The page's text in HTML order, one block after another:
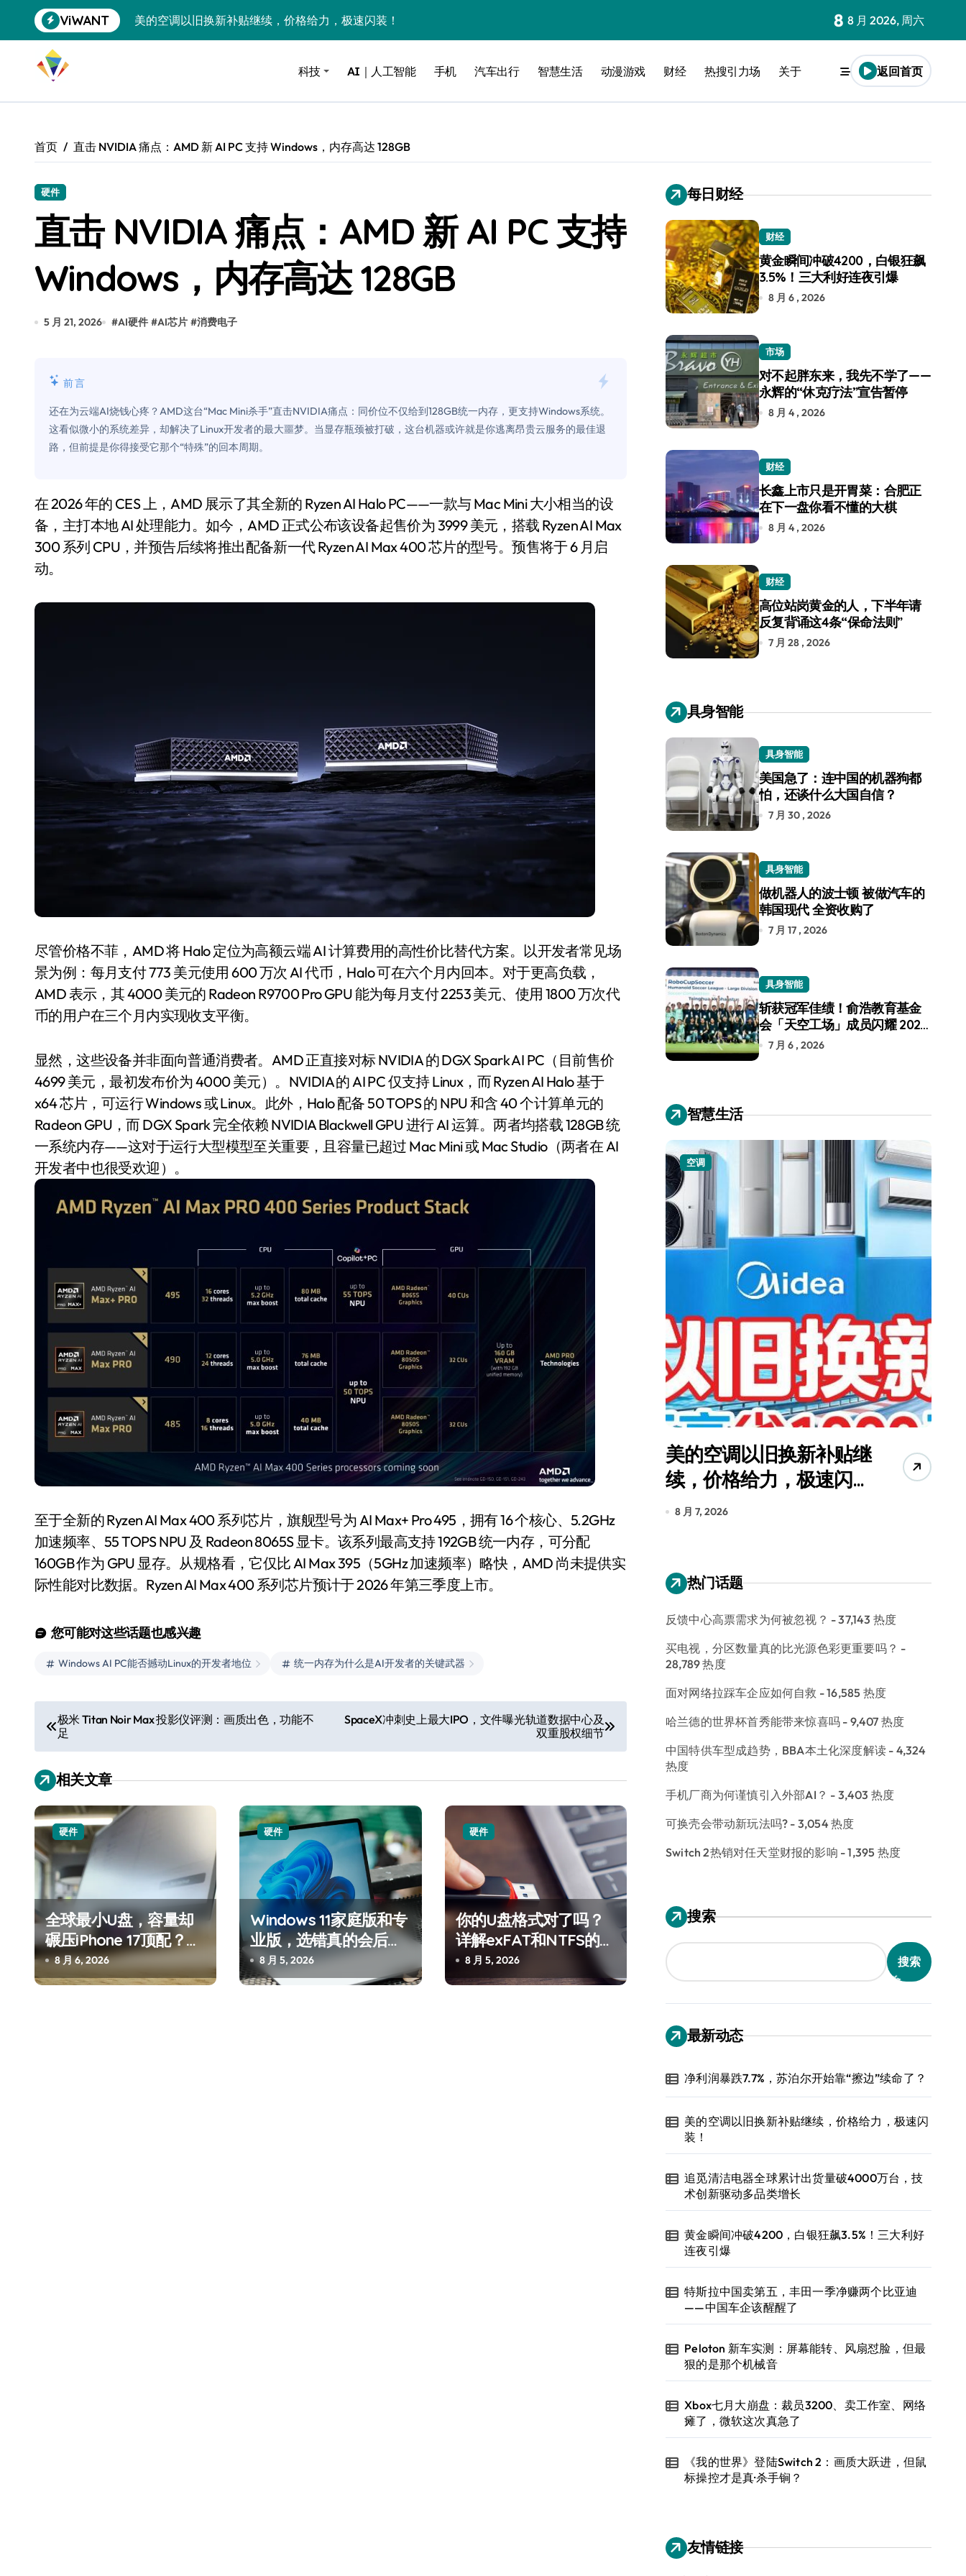
到
ViWANT
美的空调以旧换新补贴继续，价格给力，极速闪装！
黄金瞬间冲破4200，白银狂飙3.5%！三大利好连夜引爆
特斯拉中国卖第五，丰田一季净赚两个比亚迪——中国车企该醒醒了
Xbox七月大崩盘：裁员3200、卖工作室、网络瘫了，微软这次真急了
谷歌DeepMind创始人辞去CEO，但继续“垂帘听政”？
全球最小U盘，容量却碾压iPhone 17顶配？闪迪这波操作太狠了
400层堆叠、性能翻倍 三星把最新存储技术给了AI
别再用汽车USB给MacBook充电了！老司机教你3招真·快充
花钱买宝马，启动先看蜘蛛侠？”车主怒了：车内不是广告屏！
你的U盘格式对了吗？详解exFAT和NTFS的终极对决
维修店最怕的“作死”操作：把手机塞冰箱，你中招了吗？
耳机低音像白开水？90%的人第一步就做错了
复古玩家狂喜：Anbernic第三次复刻GBA SP，情怀拉满
Xbox 360 游戏终于要登 PC，光盘党也能“以盘换数”了？
AirTag 新版到底香不香？一篇帮你避坑+种草
净利润暴跌7.7%，苏泊尔开始靠“擦边”续命了？
8 8 月 2026, 周六
科技 AI｜人工智能 手机 汽车出行 智慧生活 动漫游戏 财经 热搜引力场 关于 返回首页
首页 直击 NVIDIA 痛点：AMD 新 AI PC 支持 Windows，内存高达 128GB
硬件
直击 NVIDIA 痛点：AMD 新 AI PC 支持
Windows，内存高达 128GB
5 月 21, 2026 #AI硬件 #AI芯片 #消费电子
前言
还在为云端AI烧钱心疼？AMD这台“Mac Mini杀手”直击NVIDIA痛点：同价位不仅给到128GB统一内存，更支持Windows系统。
这看似微小的系统差异，却解决了Linux开发者的最大噩梦。当显存瓶颈被打破，这台机器或许就是你逃离昂贵云服务的最佳退
路，但前提是你得接受它那个“特殊”的回本周期。
在 2026 年的 CES 上，AMD 展示了其全新的 Ryzen AI Halo PC——一款与 Mac Mini 大小相当的设
备，主打本地 AI 处理能力。如今，AMD 正式公布该设备起售价为 3999 美元，搭载 Ryzen AI Max
300 系列 CPU，并预告后续将推出配备新一代 Ryzen AI Max 400 芯片的型号。预售将于 6 月启
动。
尽管价格不菲，AMD 将 Halo 定位为高额云端 AI 计算费用的高性价比替代方案。以开发者常见场
景为例：每月支付 773 美元使用 600 万次 AI 代币，Halo 可在六个月内回本。对于更高负载，
AMD 表示，其 4000 美元的 Radeon R9700 Pro GPU 能为每月支付 2253 美元、使用 1800 万次代
币的用户在三个月内实现收支平衡。
显然，这些设备并非面向普通消费者。AMD 正直接对标 NVIDIA 的 DGX Spark AI PC（目前售价
4699 美元，最初发布价为 4000 美元）。NVIDIA 的 AI PC 仅支持 Linux，而 Ryzen AI Halo 基于
x64 芯片，可运行 Windows 或 Linux。此外，Halo 配备 50 TOPS 的 NPU 和含 40 个计算单元的
Radeon GPU，而 DGX Spark 完全依赖 NVIDIA Blackwell GPU 进行 AI 运算。两者均搭载 128GB 统
一系统内存——这对于运行大型模型至关重要，且容量已超过 Mac Mini 或 Mac Studio（两者在 AI
开发者中也很受欢迎）。
至于全新的 Ryzen AI Max 400 系列芯片，旗舰型号为 AI Max+ Pro 495，拥有 16 个核心、5.2GHz
加速频率、55 TOPS NPU 及 Radeon 8065S 显卡。该系列最高支持 192GB 统一内存，可分配
160GB 作为 GPU 显存。从规格看，它仅比 AI Max 395（5GHz 加速频率）略快，AMD 尚未提供实
际性能对比数据。Ryzen AI Max 400 系列芯片预计于 2026 年第三季度上市。
您可能对这些话题也感兴趣
Windows AI PC能否撼动Linux的开发者地位 统一内存为什么是AI开发者的关键武器
文
章
导
航
极米 Titan Noir Max 投影仪评测：画质出色，功能不
足
SpaceX冲刺史上最大IPO，文件曝光轨道数据中心及
双重股权细节
相关文章
硬件
全球最小U盘，容量却
碾压iPhone 17顶配？闪
迪这波操作太狠了
8 月 6, 2026
硬件
Windows 11家庭版和专
业版，选错真的会后悔
吗？
8 月 5, 2026
硬件
你的U盘格式对了吗？
详解exFAT和NTFS的终
极对决
8 月 5, 2026
每日财经
财经
黄金瞬间冲破4200，白银狂飙
3.5%！三大利好连夜引爆
8 月 6 , 2026
市场
对不起胖东来，我先不学了——
永辉的“休克疗法”宣告暂停
8 月 4 , 2026
财经
长鑫上市只是开胃菜：合肥正
在下一盘你看不懂的大棋
8 月 4 , 2026
财经
高位站岗黄金的人，下半年请
反复背诵这4条“保命法则”
7 月 28 , 2026
具身智能
具身智能
美国急了：连中国的机器狗都
怕，还谈什么大国自信？
7 月 30 , 2026
具身智能
做机器人的波士顿 被做汽车的
韩国现代 全资收购了
7 月 17 , 2026
具身智能
斩获冠军佳绩！俞浩教育基金
会「天空工场」成员闪耀 2026
RoboCup 机器人世界杯
7 月 6 , 2026
智慧生活
科技注意：你
已被美国认定
净利润暴跌7.7%，苏泊尔
开始靠“擦边”续命了？
8 月 7, 2026
美的空调以旧换新补贴继
续，价格给力，极速闪
8 月 7, 2026
小家电
追觅清洁电器全球累计
货量破4000万台，技术
热门话题
反馈中心高票需求为何被忽视？ - 37,143 热度
买电视，分区数量真的比光源色彩更重要吗？ -
28,789 热度
面对网络拉踩车企应如何自救 - 16,585 热度
哈兰德的世界杯首秀能带来惊喜吗 - 9,407 热度
中国特供车型成趋势，BBA本土化深度解读 - 4,324
热度
手机厂商为何谨慎引入外部AI？ - 3,403 热度
可换壳会带动新玩法吗? - 3,054 热度
Switch 2热销对任天堂财报的影响 - 1,395 热度
搜索
搜索
最新动态
净利润暴跌7.7%，苏泊尔开始靠“擦边”续命了？
美的空调以旧换新补贴继续，价格给力，极速闪
装！
追觅清洁电器全球累计出货量破4000万台，技
术创新驱动多品类增长
黄金瞬间冲破4200，白银狂飙3.5%！三大利好
连夜引爆
特斯拉中国卖第五，丰田一季净赚两个比亚迪
——中国车企该醒醒了
Peloton 新车实测：屏幕能转、风扇怼脸，但最
狠的是那个机械音
Xbox七月大崩盘：裁员3200、卖工作室、网络
瘫了，微软这次真急了
《我的世界》登陆Switch 2：画质大跃进，但鼠
标操控才是真·杀手锏？
友情链接